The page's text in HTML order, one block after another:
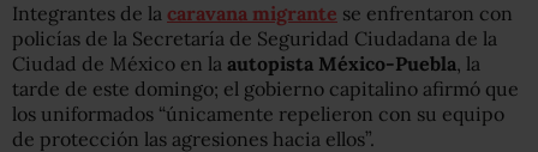
Integrantes de la caravana migrante se enfrentaron con
policías de la Secretaría de Seguridad Ciudadana de la
Ciudad de México en la autopista México-Puebla, la
tarde de este domingo; el gobierno capitalino afirmó que
los uniformados “únicamente repelieron con su equipo
de protección las agresiones hacia ellos”.